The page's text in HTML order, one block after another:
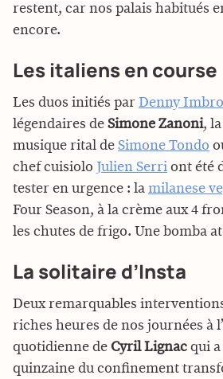
restent, car nos palais habitués
encore.
Les italiens en course
Les duos initiés par Denny
légendaires de Simone Zanoni,
musique rital de Simone Tondo
chef cuisiolo Julien Serri ont été
tester en urgence : la milanese
Four Season, à la crème aux 4
les chutes de frigo. Une bomba
La solitaire d’Insta
Deux remarquables
riches heures de nos journées à
quotidienne de Cyril Lignac qui
quinzaine du confinement